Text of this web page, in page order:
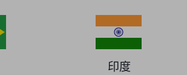
印度